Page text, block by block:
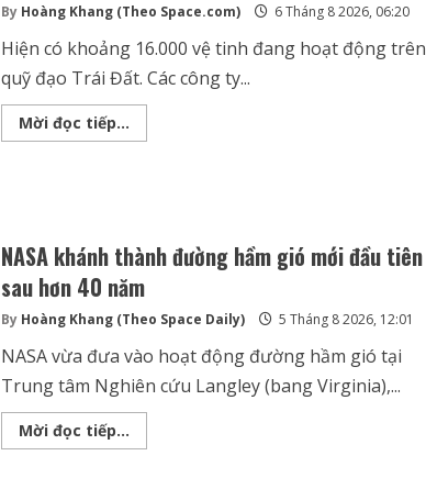
ByHoàng Khang (Theo Space.com) 6 Tháng 8 2026, 06:20
Hiện có khoảng 16.000 vệ tinh đang hoạt động trên
quỹ đạo Trái Đất. Các công ty...
Mời đọc tiếp...Ngành
không
AI
điều
các
tinh
NASA khánh thành đường hầm gió mới đầu tiên
sau hơn 40 năm
ByHoàng Khang (Theo Space Daily) 5 Tháng 8 2026, 12:01
NASA vừa đưa vào hoạt động đường hầm gió tại
Trung tâm Nghiên cứu Langley (bang Virginia),...
Mời đọc tiếp...NASA
khánh